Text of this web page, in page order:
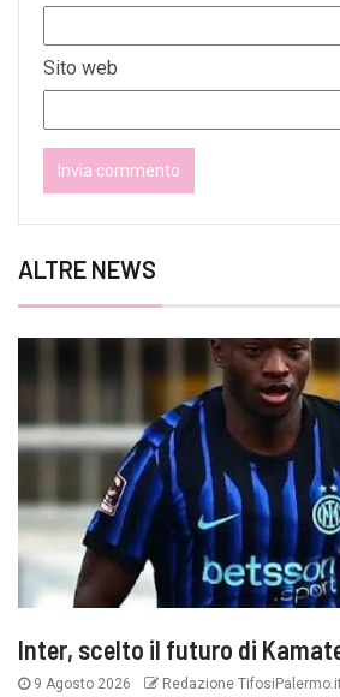
Sito web
ALTRE NEWS
Inter, scelto il futuro di
9 Agosto 2026 Redazione TifosiPalermo.it